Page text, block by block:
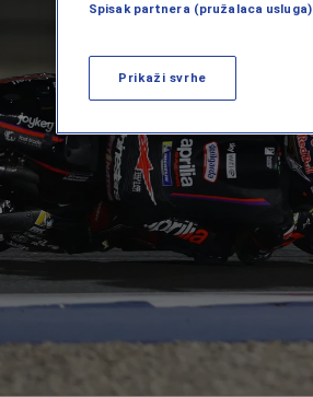
Spisak partnera (pružalaca usluga)
Prikaži svrhe